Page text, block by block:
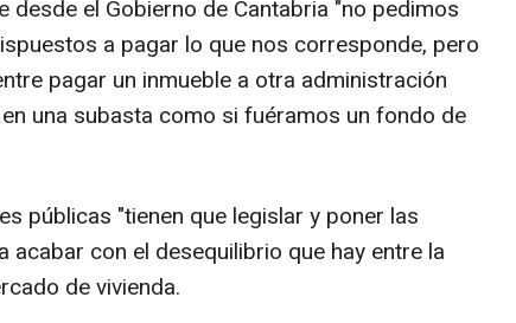
desde el Gobierno de Cantabria "no pedimos
a pagar lo que nos corresponde, pero
pagar un inmueble a otra administración
una subasta como si fuéramos un fondo de
públicas "tienen que legislar y poner las
acabar con el desequilibrio que hay entre la
de vivienda.